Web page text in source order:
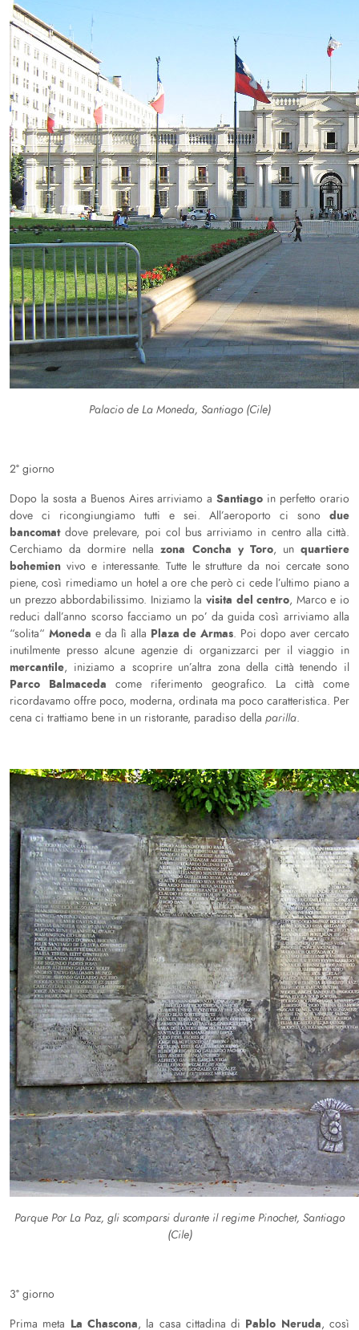
Palacio de La Moneda, Santiago (Cile)
2° giorno
Dopo la sosta a Buenos Aires arriviamo aSantiago in perfetto orario
dove ci ricongiungiamo tutti e sei. All’aeroporto ci sono due
bancomatdove prelevare, poi col bus arriviamo in centro alla città.
Cerchiamo da dormire nellazona Concha y Toro, unquartiere
bohemien vivo e interessante. Tutte le strutture da noi cercate sono
piene, così rimediamo un hotel a ore che però ci cede l’ultimo piano a
un prezzo abbordabilissimo. Iniziamo la visita del centro, Marco e io
reduci dall’anno scorso facciamo un po’ da guida così arriviamo alla
“solita“ Moneda e da lì alla Plaza de Armas. Poi dopo aver cercato
inutilmente presso alcune agenzie di organizzarci per il viaggio in
mercantile, iniziamo a scoprire un’altra zona della città tenendo il
Parco Balmaceda come riferimento geografico. La città come
ricordavamo offre poco, moderna, ordinata ma poco caratteristica. Per
cena ci trattiamo bene in un ristorante, paradiso della parilla.
Parque Por La Paz, gli scomparsi durante il regime Pinochet, Santiago
(Cile)
3° giorno
Prima meta La Chascona, la casa cittadina di Pablo Neruda, così